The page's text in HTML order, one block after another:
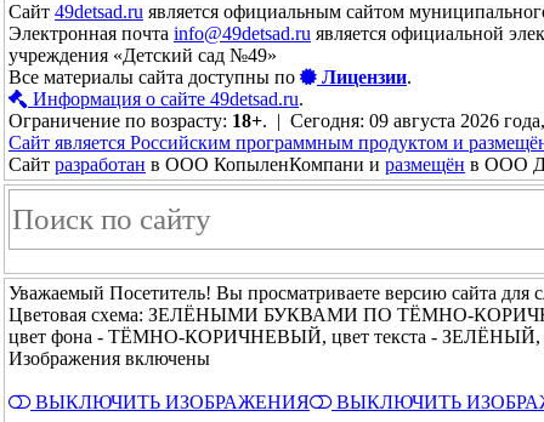
Сайт 49detsad.ru является официальным сайтом
Электронная почта info@49detsad.ru является официальной
учреждения «Детский сад №49»
Все материалы сайта доступны по
Лицензии.
Информация о сайте 49detsad.ru.
Ограничение по возрасту: 18+. | Сегодня: 09 августа 2026
Сайт является Российским программным продуктом и
Сайт разработан в ООО КопыленКомпани и размещён в ООО
Уважаемый Посетитель! Вы просматриваете версию сайта для
Цветовая схема: ЗЕЛЁНЫМИ БУКВАМИ ПО ТЁМНО-
цвет фона - ТЁМНО-КОРИЧНЕВЫЙ, цвет текста - ЗЕЛЁНЫЙ,
Изображения включены
ВЫКЛЮЧИТЬ ИЗОБРАЖЕНИЯ ВЫКЛЮЧИТЬ